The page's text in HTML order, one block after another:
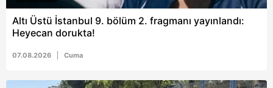
Altı Üstü İstanbul 9. bölüm 2. fragmanı yayınlandı:
Heyecan dorukta!
07.08.2026 Cuma